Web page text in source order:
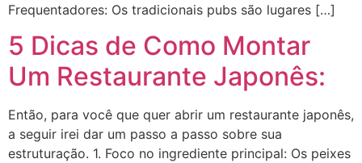
Frequentadores: Os tradicionais pubs são lugares […]
5 Dicas de Como Montar
Um Restaurante Japonês:
Então, para você que quer abrir um restaurante japonês,
a seguir irei dar um passo a passo sobre sua
estruturação. 1. Foco no ingrediente principal: Os peixes